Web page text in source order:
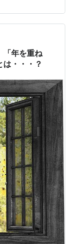
「年を重ね
・・・？